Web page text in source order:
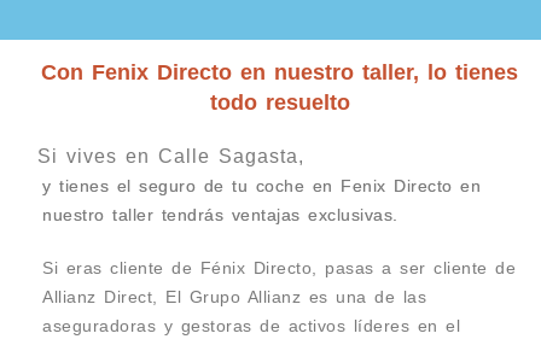
Con Fenix Directo en nuestro taller, lo tienes
todo resuelto
Si vives en Calle Sagasta,
y tienes el seguro de tu coche en Fenix Directo en
nuestro taller tendrás ventajas exclusivas.
Si eras cliente de Fénix Directo, pasas a ser cliente de
Allianz Direct, El Grupo Allianz es una de las
aseguradoras y gestoras de activos líderes en el